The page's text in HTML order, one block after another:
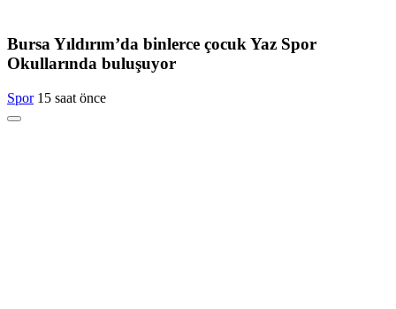
Bursa Yıldırım’da binlerce çocuk Yaz Spor
Okullarında buluşuyor
Spor 15 saat önce